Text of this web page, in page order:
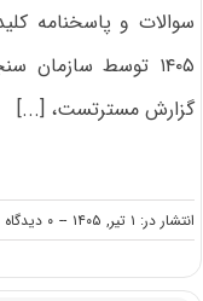
سوالات و پاسخنامه
۱۴۰۵ توسط
گزارش مسترتست، [...]
انتشار در: ۱ تیر, ۱۴۰۵ -- ۰ دیدگاه
on